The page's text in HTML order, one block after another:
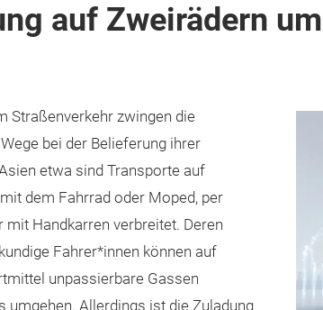
auf Zweirädern
Straßenverkehr zwingen die
bei der Belieferung ihrer
etwa sind Transporte auf
dem Fahrrad oder Moped, per
mit Handkarren verbreitet. Deren
Fahrer*innen können auf
unpassierbare Gassen
umgehen. Allerdings ist die Zuladung